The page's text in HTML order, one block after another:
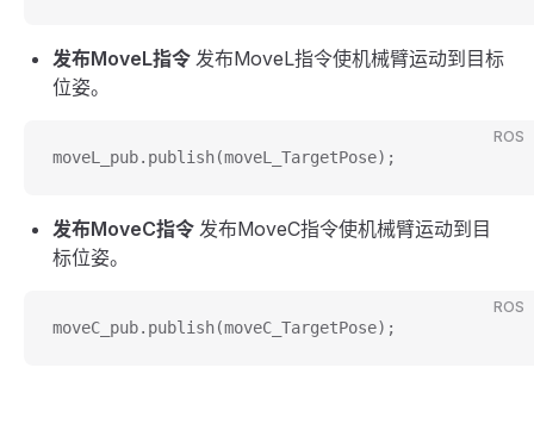
发布MoveL指令 发布MoveL指令使机械臂运动到目标
位姿。
ROS
moveL_pub.publish(moveL_TargetPose);
发布MoveC指令 发布MoveC指令使机械臂运动到目
标位姿。
ROS
moveC_pub.publish(moveC_TargetPose);